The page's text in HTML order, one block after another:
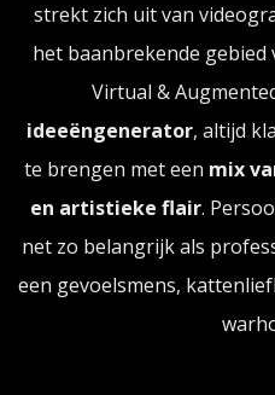
strekt zich uit van
het baanbrekende
Virtual &
ideeëngenerator, altijd
te brengen met een mix
en artistieke flair.
net zo belangrijk als
een gevoelsmens,